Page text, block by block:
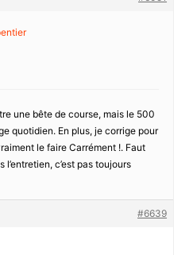
une bête de course, mais le 500
quotidien. En plus, je corrige pour
le faire Carrément !. Faut
c’est pas toujours
#6639